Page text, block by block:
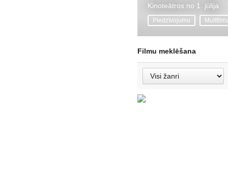
Kinoteātros no 1. jūlija
Piedzīvojumu
Filmu meklēšana